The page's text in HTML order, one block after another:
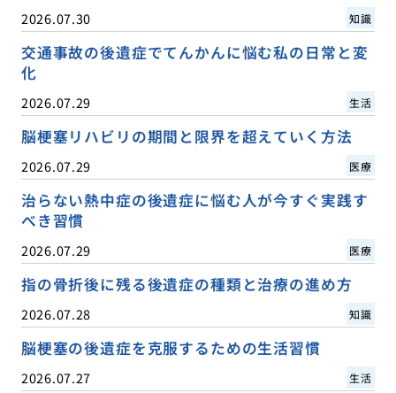
2026.07.30 知識
交通事故の後遺症でてんかんに悩む私の日常と変
化
2026.07.29 生活
脳梗塞リハビリの期間と限界を超えていく方法
2026.07.29 医療
治らない熱中症の後遺症に悩む人が今すぐ実践す
べき習慣
2026.07.29 医療
指の骨折後に残る後遺症の種類と治療の進め方
2026.07.28 知識
脳梗塞の後遺症を克服するための生活習慣
2026.07.27 生活